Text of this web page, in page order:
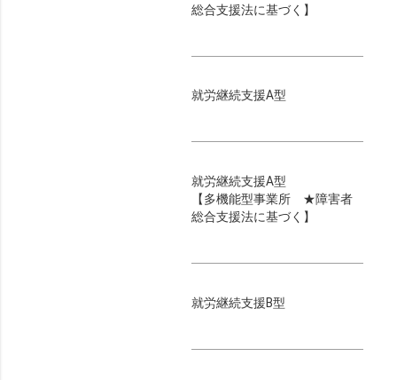
総合支援法に基づく】
就労継続支援A型
就労継続支援A型
【多機能型事業所 ★障害者
総合支援法に基づく】
就労継続支援B型